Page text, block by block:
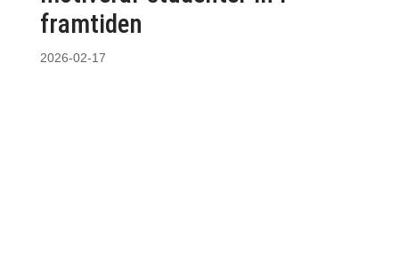
framtiden
2026-02-17